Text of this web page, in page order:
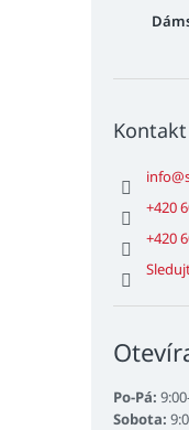
Kontakt
info@
+420
+420
Po-Pá:
Sobota: